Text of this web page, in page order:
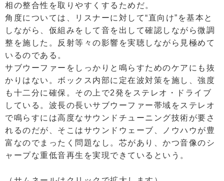
相の整合性を取りやすくするためだ。
角度については、リスナーに対して“直向け”を基本と
しながら、仮組みをして音を出して確認しながら微調
整を施した。反射等々の影響を実聴しながら見極めて
いるのである。
サブウーファーをしっかりと鳴らすためのケアにも抜
かりはない。ボックス内部に定在波対策を施し、強度
も十二分に確保。その上で2発をステレオ・ドライブ
している。波長の長いサブウーファー帯域をステレオ
で鳴らすには高度なサウンドチューニング技術が要さ
れるのだが、そこはサウンドウェーブ、ノウハウが豊
富なのでまったく問題なし。芯があり、かつ音像のシ
ャープな重低音再生を実現できているという。